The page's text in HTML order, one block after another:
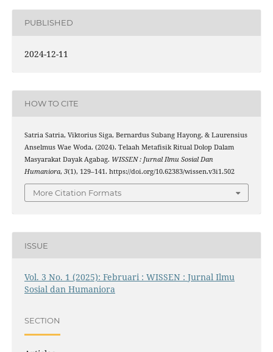
PUBLISHED
2024-12-11
HOW TO CITE
Satria Satria, Viktorius Siga, Bernardus Subang Hayong, & Laurensius
Anselmus Wae Woda. (2024). Telaah Metafisik Ritual Dolop Dalam
Masyarakat Dayak Agabag. WISSEN : Jurnal Ilmu Sosial Dan
Humaniora, 3(1), 129–141. https://doi.org/10.62383/wissen.v3i1.502
More Citation Formats
ISSUE
Vol. 3 No. 1 (2025): Februari : WISSEN : Jurnal Ilmu
Sosial dan Humaniora
SECTION